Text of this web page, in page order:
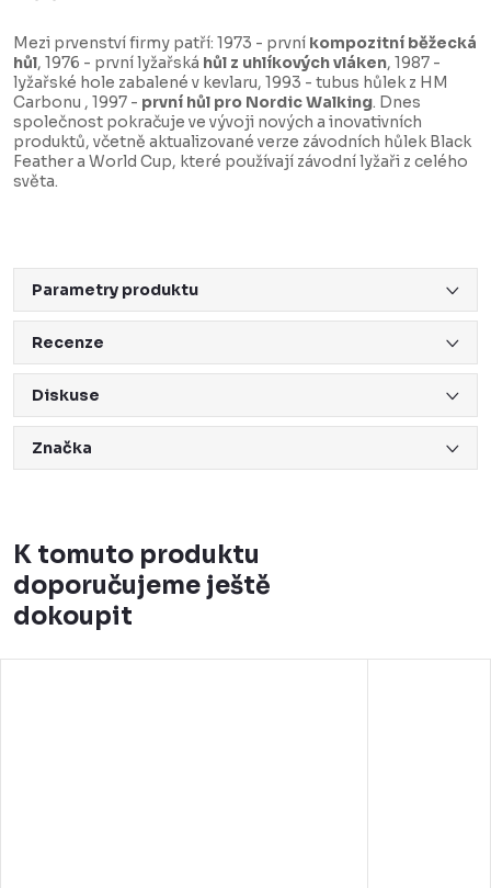
Mezi prvenství firmy patří: 1973 - první kompozitní běžecká
hůl, 1976 - první lyžařská hůl z uhlíkových vláken, 1987 -
lyžařské hole zabalené v kevlaru, 1993 - tubus hůlek z HM
Carbonu , 1997 - první hůl pro Nordic Walking. Dnes
společnost pokračuje ve vývoji nových a inovativních
produktů, včetně aktualizované verze závodních hůlek Black
Feather a World Cup, které používají závodní lyžaři z celého
světa.
Parametry produktu
Recenze
Diskuse
Značka
K tomuto produktu
doporučujeme ještě
dokoupit